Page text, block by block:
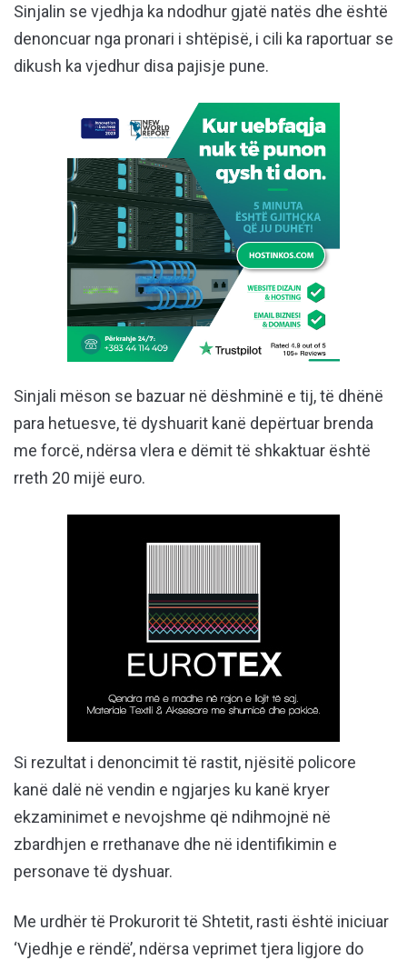
Sinjalin se vjedhja ka ndodhur gjatë natës dhe është
denoncuar nga pronari i shtëpisë, i cili ka raportuar se
dikush ka vjedhur disa pajisje pune.
Sinjali mëson se bazuar në dëshminë e tij, të dhënë
para hetuesve, të dyshuarit kanë depërtuar brenda
me forcë, ndërsa vlera e dëmit të shkaktuar është
rreth 20 mijë euro.
Si rezultat i denoncimit të rastit, njësitë policore
kanë dalë në vendin e ngjarjes ku kanë kryer
ekzaminimet e nevojshme që ndihmojnë në
zbardhjen e rrethanave dhe në identifikimin e
personave të dyshuar.
Me urdhër të Prokurorit të Shtetit, rasti është iniciuar
‘Vjedhje e rëndë’, ndërsa veprimet tjera ligjore do